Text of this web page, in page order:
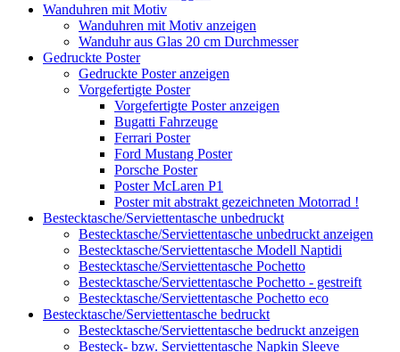
Wanduhren mit Motiv
Wanduhren mit Motiv anzeigen
Wanduhr aus Glas 20 cm Durchmesser
Gedruckte Poster
Gedruckte Poster anzeigen
Vorgefertigte Poster
Vorgefertigte Poster anzeigen
Bugatti Fahrzeuge
Ferrari Poster
Ford Mustang Poster
Porsche Poster
Poster McLaren P1
Poster mit abstrakt gezeichneten Motorrad !
Bestecktasche/Serviettentasche unbedruckt
Bestecktasche/Serviettentasche unbedruckt anzeigen
Bestecktasche/Serviettentasche Modell Naptidi
Bestecktasche/Serviettentasche Pochetto
Bestecktasche/Serviettentasche Pochetto - gestreift
Bestecktasche/Serviettentasche Pochetto eco
Bestecktasche/Serviettentasche bedruckt
Bestecktasche/Serviettentasche bedruckt anzeigen
Besteck- bzw. Serviettentasche Napkin Sleeve